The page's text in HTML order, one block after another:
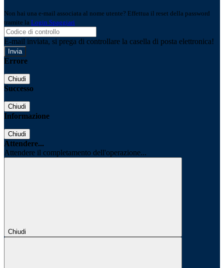
Non hai una e-mail associata al nome utente? Effettua il reset della password
tramite la Login Spaggiari
E-mail inviata, si prega di controllare la casella di posta elettronica!
Errore
Chiudi
Successo
Chiudi
Informazione
Chiudi
Attendere...
Attendere il completamento dell'operazione...
Chiudi